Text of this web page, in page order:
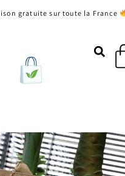
gratuite sur toute la France